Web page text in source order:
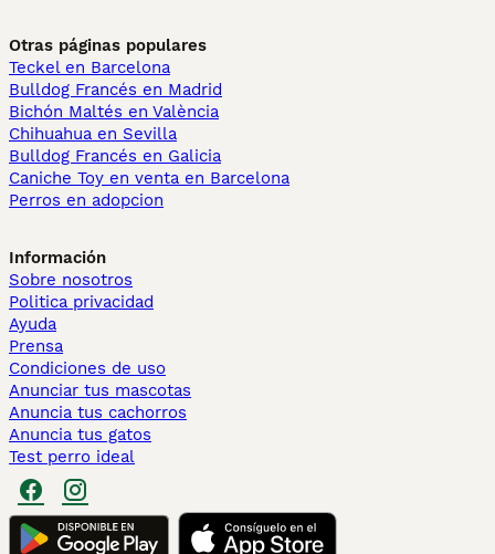
Otras páginas populares
Teckel en Barcelona
Bulldog Francés en Madrid
Bichón Maltés en València
Chihuahua en Sevilla
Bulldog Francés en Galicia
Caniche Toy en venta en Barcelona
Perros en adopcion
Información
Sobre nosotros
Politica privacidad
Ayuda
Prensa
Condiciones de uso
Anunciar tus mascotas
Anuncia tus cachorros
Anuncia tus gatos
Test perro ideal